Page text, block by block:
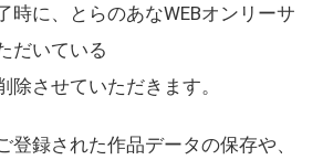
時に、とらのあなWEBオンリーサ
だいている
除させていただきます。
登録された作品データの保存や、